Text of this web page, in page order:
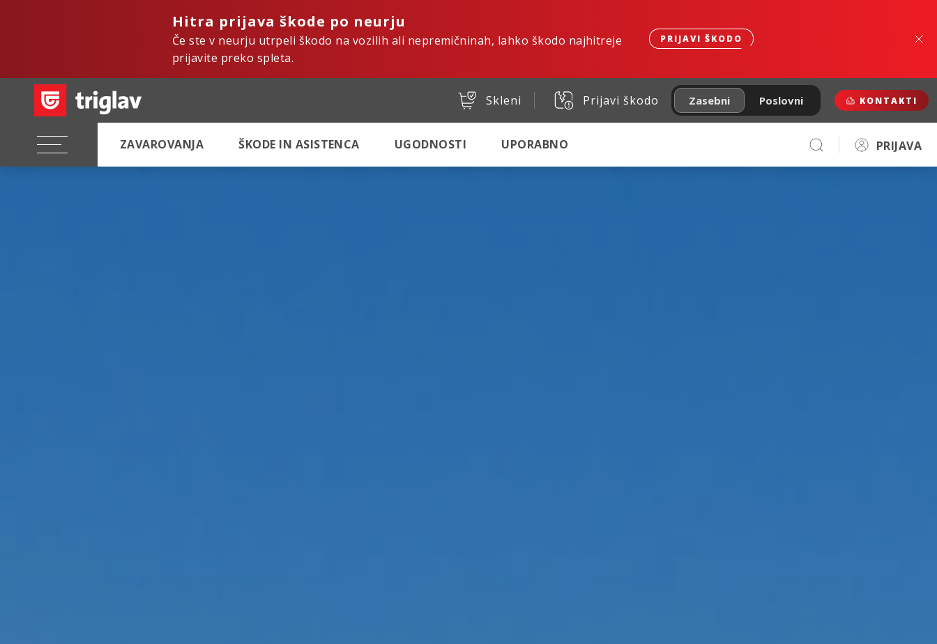
Hitra prijava škode po neurju
Če ste v neurju utrpeli škodo na vozilih ali nepremičninah, lahko škodo najhitreje
prijavite preko spleta.
PRIJAVI ŠKODO
Skleni Prijavi škodo Zasebni Poslovni KONTAKTI
ZAVAROVANJA ŠKODE IN ASISTENCA UGODNOSTI UPORABNO PRIJAVA